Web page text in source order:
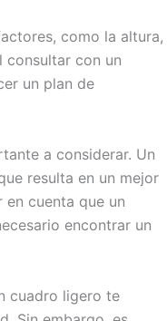
como la altura,
consultar con un
un plan de
a considerar. Un
resulta en un mejor
cuenta que un
encontrar un
cuadro ligero te